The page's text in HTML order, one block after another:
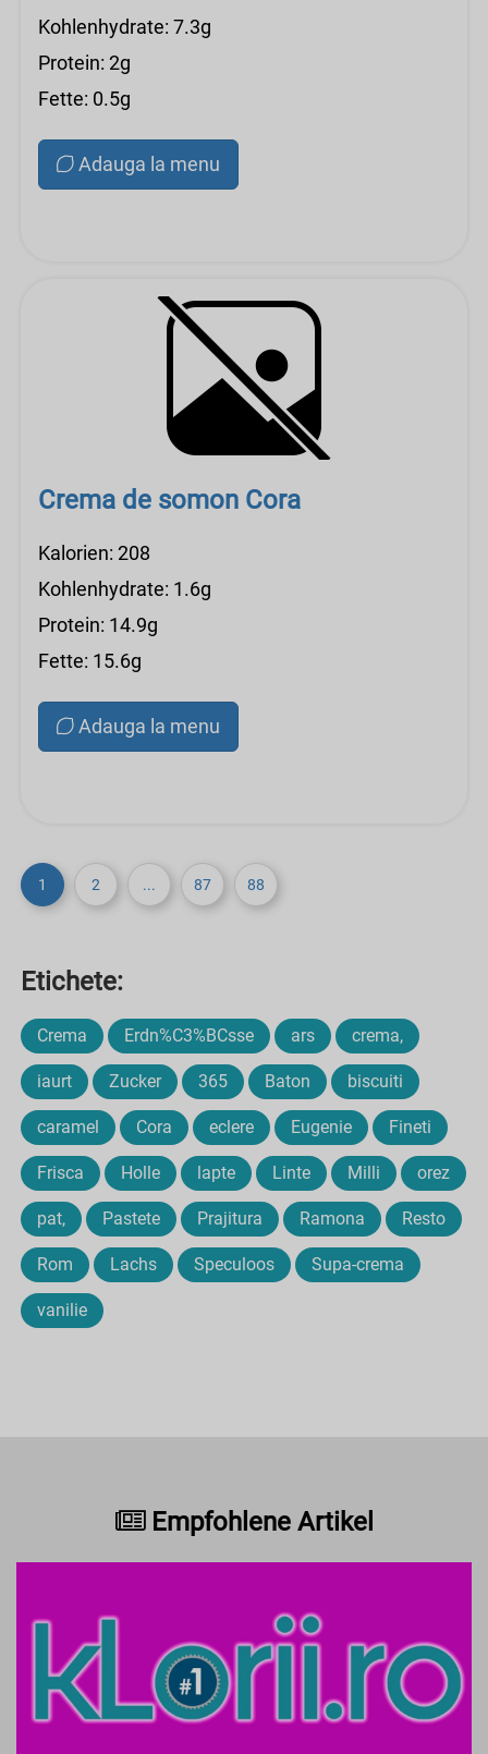
Kohlenhydrate: 7.3g
Protein: 2g
Fette: 0.5g
Adauga la menu
Crema de somon Cora
Kalorien: 208
Kohlenhydrate: 1.6g
Protein: 14.9g
Fette: 15.6g
Adauga la menu
1 2 ... 87 88
Etichete:
Crema Erdn%C3%BCsse ars crema,
iaurt Zucker 365 Baton biscuiti
caramel Cora eclere Eugenie Fineti
Frisca Holle lapte Linte Milli orez
pat, Pastete Prajitura Ramona Resto
Rom Lachs Speculoos Supa-crema
vanilie
Empfohlene Artikel